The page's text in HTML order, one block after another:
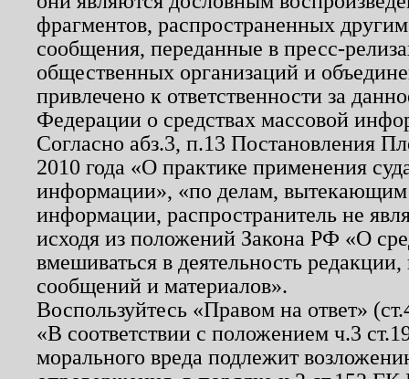
фрагментов, распространенных
сообщения, переданные в пресс-
общественных организаций и
привлечено к ответственности за
Федерации о средствах массовой
Согласно абз.3, п.13 Постановления
2010 года «О практике применения
информации», «по делам, вытекающим
информации, распространитель не
исходя из положений Закона РФ «О
вмешиваться в деятельность
сообщений и материалов».
Воспользуйтесь «Правом на ответ»
«В соответствии с положением ч.3
морального вреда подлежит